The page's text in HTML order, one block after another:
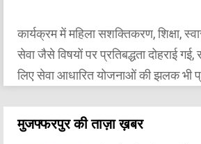
कार्यक्रम में महिला सशक्तिकरण, शिक्षा,
सेवा जैसे विषयों पर प्रतिबद्धता दोहराई गई,
लिए सेवा आधारित योजनाओं की झलक भी
मुजफ्फरपुर की ताज़ा ख़बर